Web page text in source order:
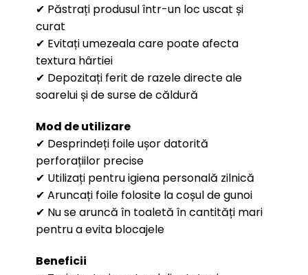
✔ Păstrați produsul într-un loc uscat și
curat
✔ Evitați umezeala care poate afecta
textura hârtiei
✔ Depozitați ferit de razele directe ale
soarelui și de surse de căldură
Mod de utilizare
✔ Desprindeți foile ușor datorită
perforațiilor precise
✔ Utilizați pentru igiena personală zilnică
✔ Aruncați foile folosite la coșul de gunoi
✔ Nu se aruncă în toaletă în cantități mari
pentru a evita blocajele
Beneficii